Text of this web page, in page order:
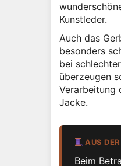
Kunstleder.
Auch das
besonders
bei
überzeugen
Verarbeitung
Jacke.
AUS
Beim